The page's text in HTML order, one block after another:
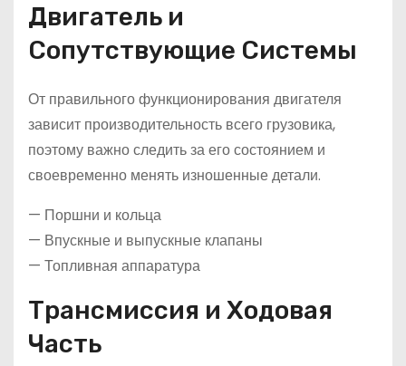
Двигатель и
Сопутствующие Системы
От правильного функционирования двигателя
зависит производительность всего грузовика,
поэтому важно следить за его состоянием и
своевременно менять изношенные детали.
— Поршни и кольца
— Впускные и выпускные клапаны
— Топливная аппаратура
Трансмиссия и Ходовая
Часть